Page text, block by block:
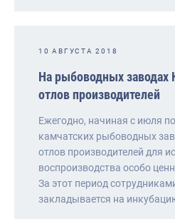
10 АВГУСТА 2018
На рыбоводных заводах
отлов производителей
Ежегодно, начиная с июля
камчатских рыбоводных
отлов производителей для
воспроизводства особо
За этот период
закладывается на